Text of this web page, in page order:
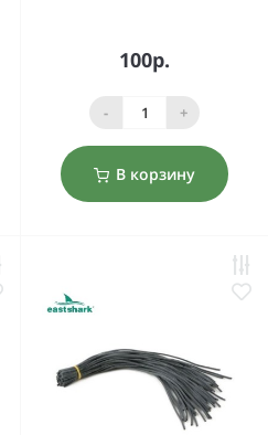
100р.
- +
В корзину